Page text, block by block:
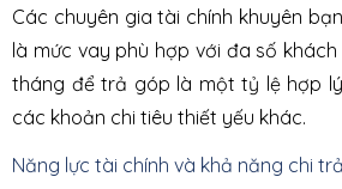
Các chuyên gia tài chính khuyên
là mức vay phù hợp với đa số
tháng để trả góp là một tỷ lệ hợp
các khoản chi tiêu thiết yếu khác.
Năng lực tài chính và khả năng chi